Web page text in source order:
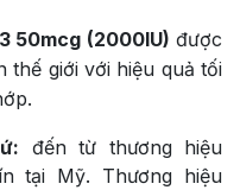
50mcg (2000IU) được
thế giới với hiệu quả tối
đến từ thương hiệu
tại Mỹ. Thương hiệu